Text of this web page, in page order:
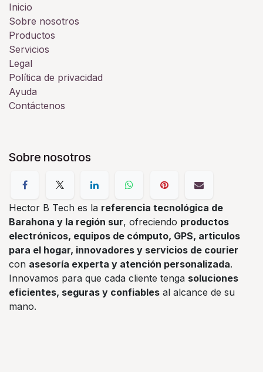
Inicio
Sobre nosotros
Productos
Servicios
Legal
Política de privacidad
Ayuda
Contáctenos
Sobre nosotros
Hector B Tech es la referencia tecnológica de
Barahona y la región sur, ofreciendo productos
electrónicos, equipos de cómputo, GPS, articulos
para el hogar, innovadores y servicios de courier
con asesoría experta y atención personalizada.
Innovamos para que cada cliente tenga soluciones
eficientes, seguras y confiables al alcance de su
mano.